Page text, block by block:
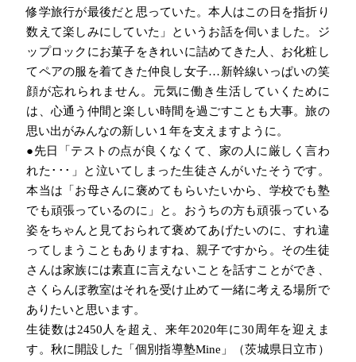
修学旅行が最後だと思っていた。本人はこの日を指折り
数えて楽しみにしていた」というお話を伺いました。ジ
ップロックにお菓子をきれいに詰めてきた人、お化粧し
てペアの服を着てきた仲良し女子…新幹線いっぱいの笑
顔が忘れられません。元気に働き生活していくために
は、心通う仲間と楽しい時間を過ごすことも大事。旅の
思い出がみんなの新しい１年を支えますように。
●先日「テストの点が良くなくて、家の人に厳しく言わ
れた･･･」と泣いてしまった生徒さんがいたそうです。
本当は「お母さんに褒めてもらいたいから、学校でも塾
でも頑張っているのに」と。おうちの方も頑張っている
姿をちゃんと見ておられて褒めてあげたいのに、すれ違
ってしまうこともありますね、親子ですから。その生徒
さんは家族には素直に言えないことを話すことができ、
さくらんぼ教室はそれを受け止めて一緒に考える場所で
ありたいと思います。
生徒数は2450 人を超え、来年2020年に30 周年を迎えま
す。秋に開設した「個別指導塾Mine 」（茨城県日立市）